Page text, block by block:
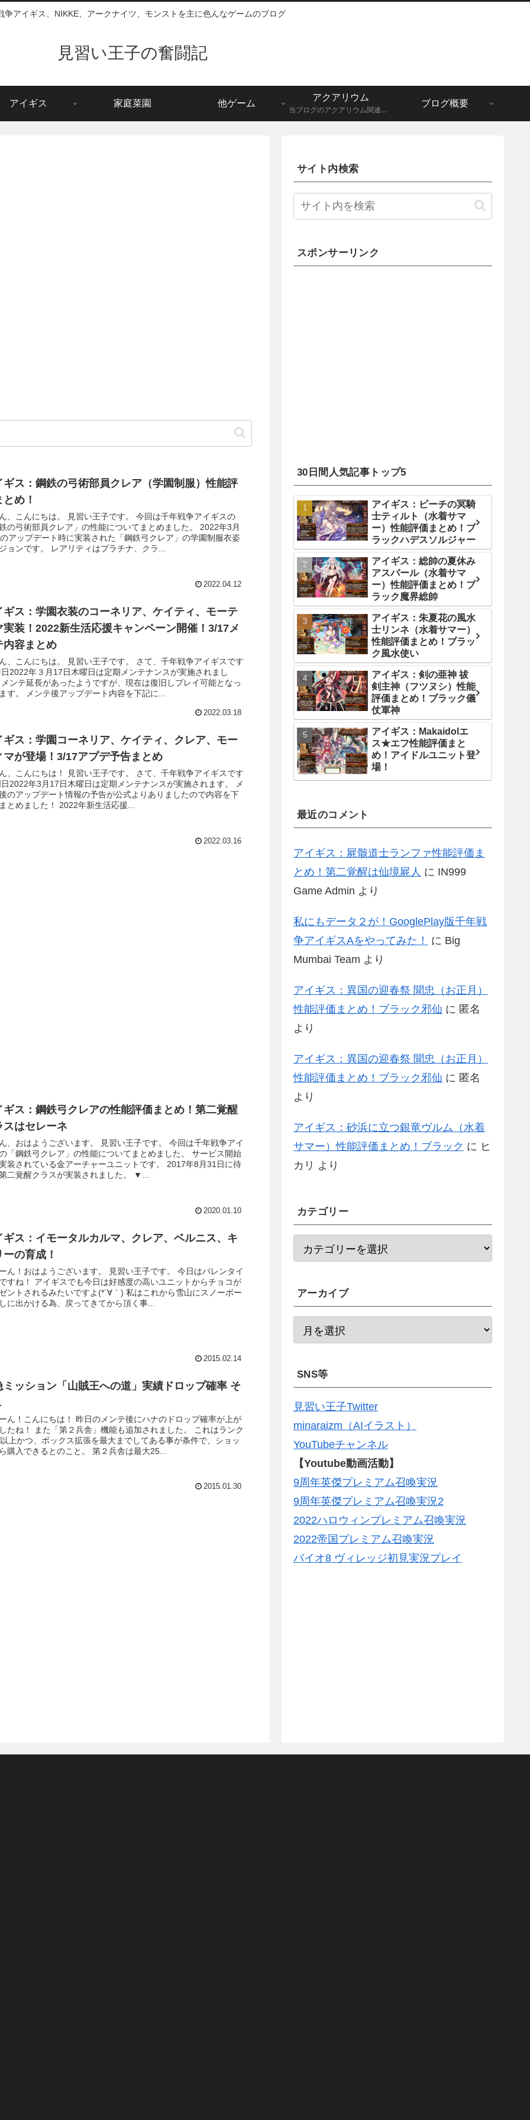
争アイギス、NIKKE、アークナイツ、モンストを主に色んなゲームのブログ
見習い王子の奮闘記
アイギス 家庭菜園 他ゲーム
アクアリウム
当ブログのアクアリウム関連記事一覧になります。メダカ、グッピーなど。
ブログ概要
ギス：鋼鉄の弓術部員クレア（学園制服）性能評
め！
、こんにちは。 見習い王子です。 今回は千年戦争アイギスの
の弓術部員クレア」の性能についてまとめました。 2022年3月
アップデート時に実装された「鋼鉄弓クレア」の学園制服衣姿
ョンです。 レアリティはプラチナ、クラ...
2022.04.12
ギス：学園衣装のコーネリア、ケイティ、モーテ
実装！2022新生活応援キャンペーン開催！3/17メ
内容まとめ
、こんにちは。 見習い王子です。 さて、千年戦争アイギスです
2022年３月17日木曜日は定期メンテナンスが実施されまし
ンテ延長があったようですが、現在は復旧しプレイ可能となっ
す。 メンテ後アップデート内容を下記に...
2022.03.18
ギス：学園コーネリア、ケイティ、クレア、モー
マが登場！3/17アプデ予告まとめ
、こんにちは！ 見習い王子です。 さて、千年戦争アイギスです
2022年3月17日木曜日は定期メンテナンスが実施されます。 メ
のアップデート情報の予告が公式よりありましたので内容を下
とめました！ 2022年新生活応援...
2022.03.16
ギス：鋼鉄弓クレアの性能評価まとめ！第二覚醒
スはセレーネ
、おはようございます。 見習い王子です。 今回は千年戦争アイ
「鋼鉄弓クレア」の性能についてまとめました。 サービス開始
装されている金アーチャーユニットです。 2017年8月31日に待
二覚醒クラスが実装されました。 ▼...
2020.01.10
ギス：イモータルカルマ、クレア、ベルニス、キ
ーの育成！
ん！おはようございます。 見習い王子です。 今日はバレンタイ
すね！ アイギスでも今日は好感度の高いユニットからチョコが
ントされるみたいですよ(*´∀｀) 私はこれから雪山にスノーボー
に出かける為、戻ってきてから頂く事...
2015.02.14
ミッション「山賊王への道」実績ドロップ確率 そ
ん！こんにちは！ 昨日のメンテ後にハナのドロップ確率が上が
たね！ また「第２兵舎」機能も追加されました。 これはランク
上かつ、ボックス拡張を最大までしてある事が条件で、ショッ
購入できるとのこと。 第２兵舎は最大25...
2015.01.30
サイト内検索
スポンサーリンク
30日間人気記事トップ5
アイギス：ビーチの冥騎
士ティルト（水着サマ
ー）性能評価まとめ！ブ
ラックハデスソルジャー
アイギス：総帥の夏休み
アスバール（水着サマ
ー）性能評価まとめ！ブ
ラック魔界総帥
アイギス：朱夏花の風水
士リンネ（水着サマー）
性能評価まとめ！ブラッ
ク風水使い
アイギス：剣の亜神 祓
剣主神（フツヌシ）性能
評価まとめ！ブラック儀
仗軍神
アイギス：Makaidolエ
ス★エフ性能評価まと
め！アイドルユニット登
場！
最近のコメント
アイギス：屍骸道士ランファ性能評価ま
とめ！第二覚醒は仙境屍人 に IN999
Game Admin より
私にもデータ２が！GooglePlay版千年戦
争アイギスAをやってみた！
に Big
Mumbai Team より
アイギス：異国の迎春祭 聞忠（お正月）
性能評価まとめ！ブラック邪仙 に 匿名
より
アイギス：異国の迎春祭 聞忠（お正月）
性能評価まとめ！ブラック邪仙 に 匿名
より
アイギス：砂浜に立つ銀竜ヴルム（水着
サマー）性能評価まとめ！ブラック に ヒ
カリ より
カテゴリー
アーカイブ
SNS等
見習い王子Twitter
minaraizm（AIイラスト）
YouTubeチャンネル
【Youtube動画活動】
9周年英傑プレミアム召喚実況
9周年英傑プレミアム召喚実況2
2022ハロウィンプレミアム召喚実況
2022帝国プレミアム召喚実況
バイオ8 ヴィレッジ初見実況プレイ